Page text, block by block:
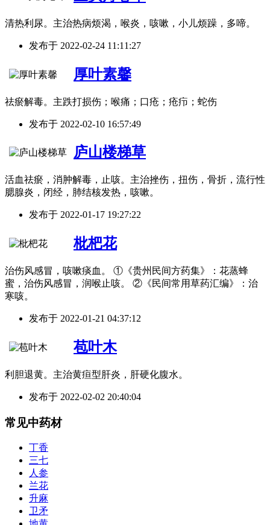
清热利尿。主治热病烦渴，喉炎，咳嗽，小儿烦躁，多啼。
发布于 2022-02-24 11:11:27
厚叶素馨
祛瘀解毒。主跌打损伤；喉痛；口疮；疮疖；蛇伤
发布于 2022-02-10 16:57:49
庐山楼梯草
活血祛瘀，消肿解毒，止咳。主治挫伤，扭伤，骨折，流行性
腮腺炎，闭经，肺结核发热，咳嗽。
发布于 2022-01-17 19:27:22
枇杷花
治伤风感冒，咳嗽痰血。 ①《贵州民间方药集》：花蒸蜂
蜜，治伤风感冒，润喉止咳。 ②《民间常用草药汇编》：治
寒咳。
发布于 2022-01-21 04:37:12
苞叶木
利胆退黄。主治黄疸型肝炎，肝硬化腹水。
发布于 2022-02-02 20:40:04
常见中药材
丁香
三七
人参
兰花
升麻
卫矛